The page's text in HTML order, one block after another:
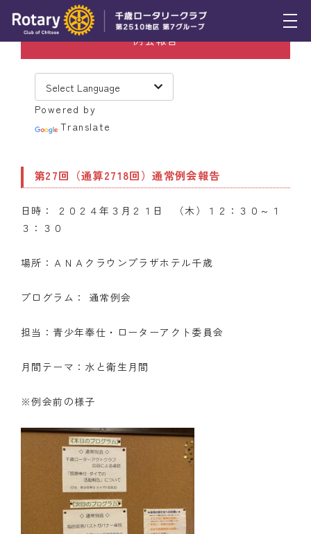
トピックス
例会報告
スケジュール
年間プログラム
クラブの歴史
歴代会長・幹事
記念誌
案内
例会場・事務局の案内
リンク集
情報公開
例会報告
Powered by
Translate
第27回（通算2718回）通常例会報告
日時： ２０２４年３月２１日 （木）１２：３０～１
３：３０
場所：ＡＮＡクラウンプラザホテル千歳
プログラム： 通常例会
担当：青少年奉仕・ローターアクト委員会
月間テーマ：水と衛生月間
※例会前の様子